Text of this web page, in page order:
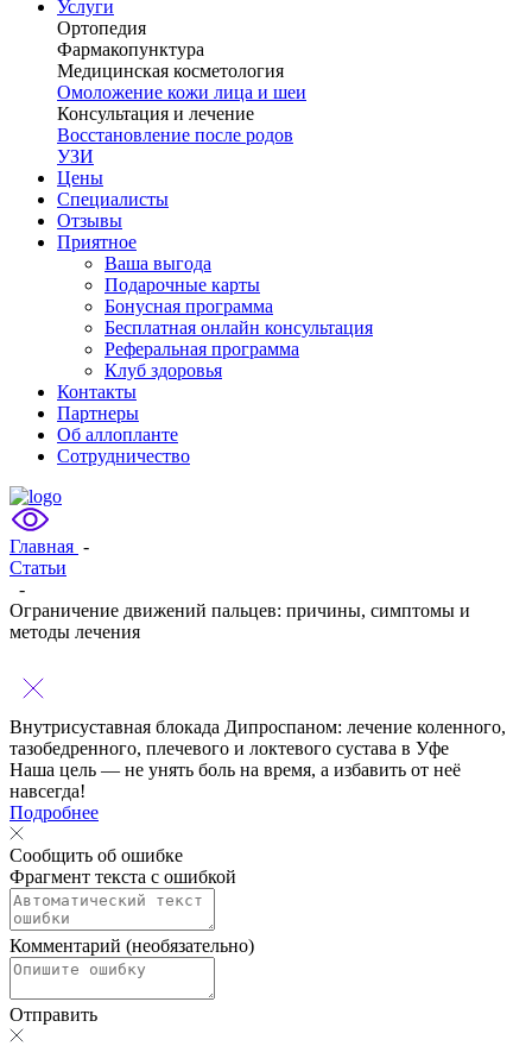
Услуги
Ортопедия
Фармакопунктура
Медицинская косметология
Омоложение кожи лица и шеи
Консультация и лечение
Восстановление после родов
УЗИ
Цены
Специалисты
Отзывы
Приятное
Ваша выгода
Подарочные карты
Бонусная программа
Бесплатная онлайн консультация
Реферальная программа
Клуб здоровья
Контакты
Партнеры
Об аллопланте
Сотрудничество
Главная -
Статьи
-
Ограничение движений пальцев: причины, симптомы и
методы лечения
Внутрисуставная блокада Дипроспаном: лечение коленного,
тазобедренного, плечевого и локтевого сустава в Уфе
Наша цель — не унять боль на время, а избавить от неё
навсегда!
Подробнее
Сообщить об ошибке
Фрагмент текста с ошибкой
Комментарий (необязательно)
Отправить